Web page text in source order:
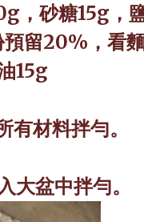
，砂糖15g ，
留20% ，看
15g
有材料拌勻。
大盆中拌勻。